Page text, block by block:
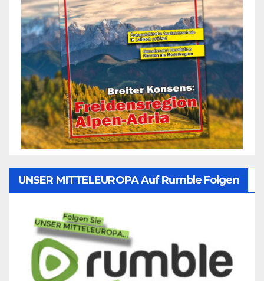
UNSER MITTELEUROPA Auf Rumble Folgen